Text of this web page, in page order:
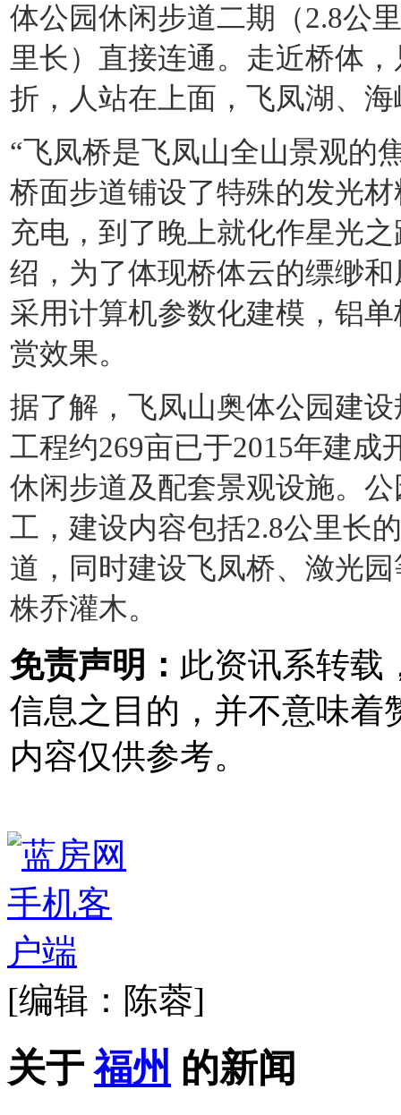
体公园休闲步道二期（2.8公
里长）直接连通。走近桥体
折，人站在上面，飞凤湖、
“飞凤桥是飞凤山全山景观的
桥面步道铺设了特殊的发光
充电，到了晚上就化作星光
绍，为了体现桥体云的缥缈
采用计算机参数化建模，铝
赏效果。
据了解，飞凤山奥体公园建
工程约269亩已于2015年建成
休闲步道及配套景观设施。
工，建设内容包括2.8公里长
道，同时建设飞凤桥、潋光
株乔灌木。
免责声明： 此资讯系转载
信息之目的，并不意味着
内容仅供参考。
[编辑：陈蓉]
关于 福州 的新闻